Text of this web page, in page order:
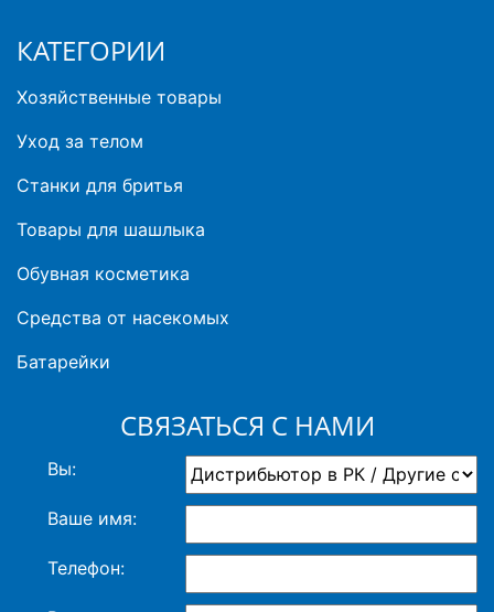
КАТЕГОРИИ
Хозяйственные товары
Уход за телом
Станки для бритья
Товары для шашлыка
Обувная косметика
Средства от насекомых
Батарейки
СВЯЗАТЬСЯ С НАМИ
Вы:
Ваше имя:
Телефон: